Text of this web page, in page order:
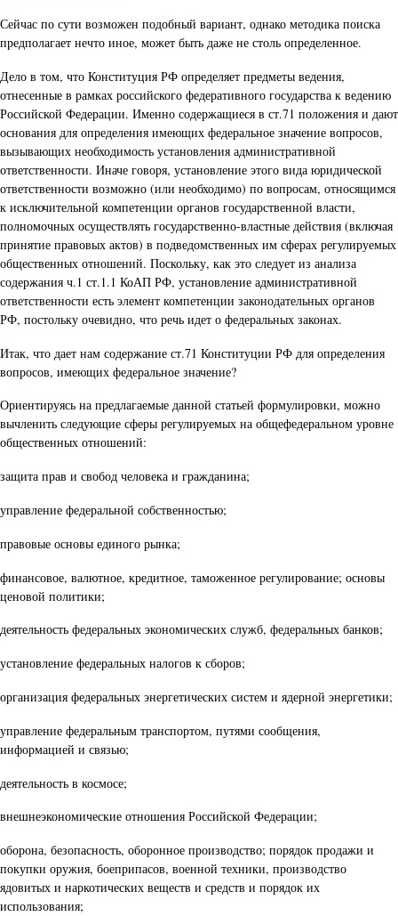
Сейчас по сути возможен подобный вариант, однако методика поиска
предполагает нечто иное, может быть даже не столь определенное.
Дело в том, что Конституция РФ определяет предметы ведения,
отнесенные в рамках российского федеративного государства к ведению
Российской Федерации. Именно содержащиеся в ст.71 положения и дают
основания для определения имеющих федеральное значение вопросов,
вызывающих необходимость установления административной
ответственности. Иначе говоря, установление этого вида юридической
ответственности возможно (или необходимо) по вопросам, относящимся
к исключительной компетенции органов государственной власти,
полномочных осуществлять государственно-властные действия (включая
принятие правовых актов) в подведомственных им сферах регулируемых
общественных отношений. Поскольку, как это следует из анализа
содержания ч.1 ст.1.1 КоАП РФ, установление административной
ответственности есть элемент компетенции законодательных органов
РФ, постольку очевидно, что речь идет о федеральных законах.
Итак, что дает нам содержание ст.71 Конституции РФ для определения
вопросов, имеющих федеральное значение?
Ориентируясь на предлагаемые данной статьей формулировки, можно
вычленить следующие сферы регулируемых на общефедеральном уровне
общественных отношений:
защита прав и свобод человека и гражданина;
управление федеральной собственностью;
правовые основы единого рынка;
финансовое, валютное, кредитное, таможенное регулирование; основы
ценовой политики;
деятельность федеральных экономических служб, федеральных банков;
установление федеральных налогов к сборов;
организация федеральных энергетических систем и ядерной энергетики;
управление федеральным транспортом, путями сообщения,
информацией и связью;
деятельность в космосе;
внешнеэкономические отношения Российской Федерации;
оборона, безопасность, оборонное производство; порядок продажи и
покупки оружия, боеприпасов, военной техники, производство
ядовитых и наркотических веществ и средств и порядок их
использования;